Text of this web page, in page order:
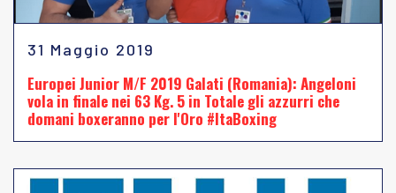
31 Maggio 2019
Europei Junior M/F 2019 Galati (Romania): Angeloni
vola in finale nei 63 Kg. 5 in Totale gli azzurri che
domani boxeranno per l'Oro #ItaBoxing